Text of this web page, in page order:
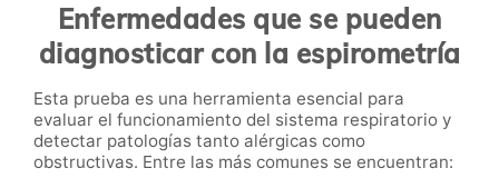
Enfermedades que se pueden
diagnosticar con la espirometría
Esta prueba es una herramienta esencial para
evaluar el funcionamiento del sistema respiratorio y
detectar patologías tanto alérgicas como
obstructivas. Entre las más comunes se encuentran: